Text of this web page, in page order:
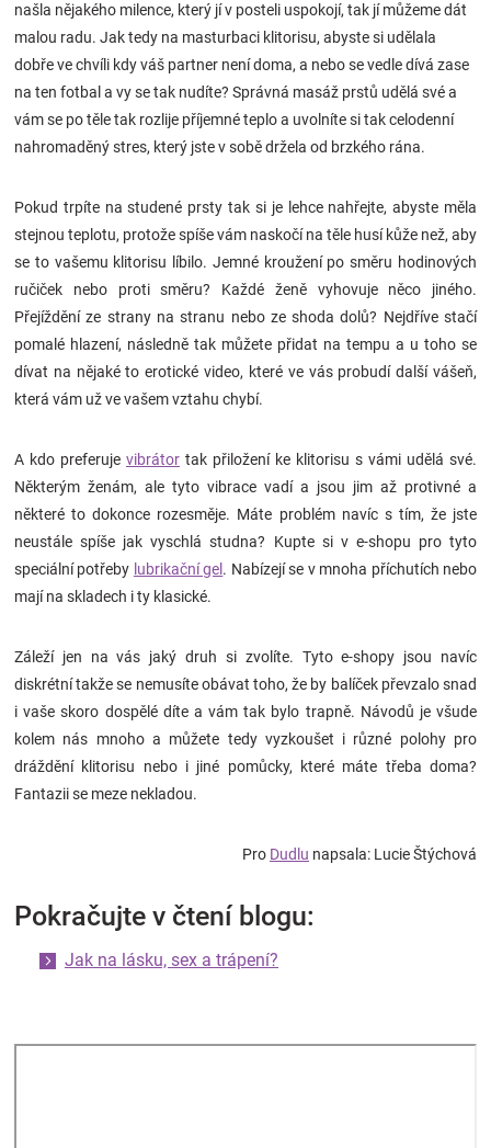
Novinky
Značky
Přihlášení
našla nějakého milence, který jí v posteli uspokojí, tak jí můžeme dát
malou radu. Jak tedy na masturbaci klitorisu, abyste si udělala
dobře ve chvíli kdy váš partner není doma, a nebo se vedle dívá zase
na ten fotbal a vy se tak nudíte? Správná masáž prstů udělá své a
vám se po těle tak rozlije příjemné teplo a uvolníte si tak celodenní
nahromaděný stres, který jste v sobě držela od brzkého rána.
Pokud trpíte na studené prsty tak si je lehce nahřejte, abyste měla
stejnou teplotu, protože spíše vám naskočí na těle husí kůže než, aby
se to vašemu klitorisu líbilo. Jemné kroužení po směru hodinových
ručiček nebo proti směru? Každé ženě vyhovuje něco jiného.
Přejíždění ze strany na stranu nebo ze shoda dolů? Nejdříve stačí
pomalé hlazení, následně tak můžete přidat na tempu a u toho se
dívat na nějaké to erotické video, které ve vás probudí další vášeň,
která vám už ve vašem vztahu chybí.
A kdo preferuje vibrátor tak přiložení ke klitorisu s vámi udělá své.
Některým ženám, ale tyto vibrace vadí a jsou jim až protivné a
některé to dokonce rozesměje. Máte problém navíc s tím, že jste
neustále spíše jak vyschlá studna? Kupte si v e-shopu pro tyto
speciální potřeby lubrikační gel . Nabízejí se v mnoha příchutích nebo
mají na skladech i ty klasické.
Záleží jen na vás jaký druh si zvolíte. Tyto e-shopy jsou navíc
diskrétní takže se nemusíte obávat toho, že by balíček převzalo snad
i vaše skoro dospělé díte a vám tak bylo trapně. Návodů je všude
kolem nás mnoho a můžete tedy vyzkoušet i různé polohy pro
dráždění klitorisu nebo i jiné pomůcky, které máte třeba doma?
Fantazii se meze nekladou.
Pro Dudlu napsala: Lucie Štýchová
Pokračujte v čtení blogu:
Jak na lásku, sex a trápení?